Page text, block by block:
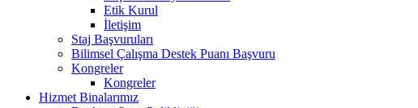
Etik Kurul
İletişim
Staj Başvuruları
Bilimsel Çalışma Destek Puanı Başvuru
Kongreler
Kongreler
Hizmet Binalarımız